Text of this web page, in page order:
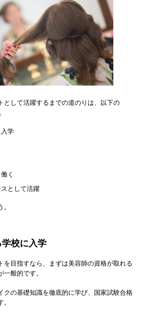
として活躍するまでの道のりは、以下の
学
く
として活躍
校に入学
を目指すなら、まずは美容師の資格が取れる
般的です。
クの基礎知識を徹底的に学び、国家試験合格